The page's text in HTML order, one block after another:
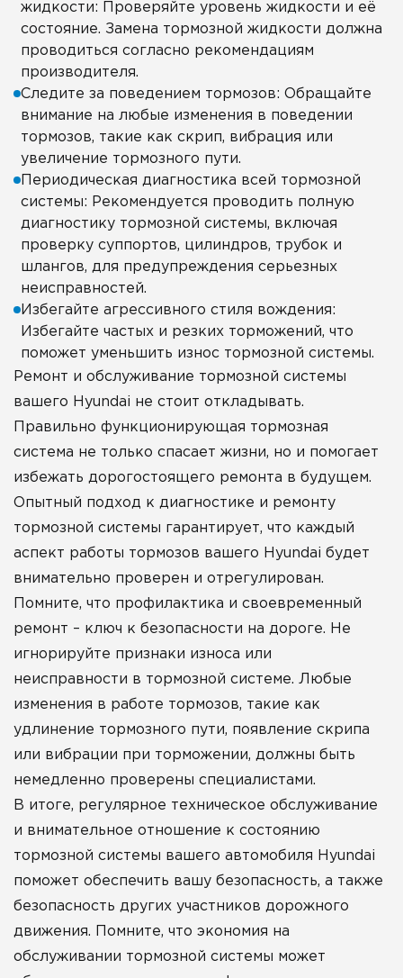
жидкости: Проверяйте уровень жидкости и её
состояние. Замена тормозной жидкости должна
проводиться согласно рекомендациям
производителя.
Следите за поведением тормозов: Обращайте
внимание на любые изменения в поведении
тормозов, такие как скрип, вибрация или
увеличение тормозного пути.
Периодическая диагностика всей тормозной
системы: Рекомендуется проводить полную
диагностику тормозной системы, включая
проверку суппортов, цилиндров, трубок и
шлангов, для предупреждения серьезных
неисправностей.
Избегайте агрессивного стиля вождения:
Избегайте частых и резких торможений, что
поможет уменьшить износ тормозной системы.
Ремонт и обслуживание тормозной системы
вашего Hyundai не стоит откладывать.
Правильно функционирующая тормозная
система не только спасает жизни, но и помогает
избежать дорогостоящего ремонта в будущем.
Опытный подход к диагностике и ремонту
тормозной системы гарантирует, что каждый
аспект работы тормозов вашего Hyundai будет
внимательно проверен и отрегулирован.
Помните, что профилактика и своевременный
ремонт – ключ к безопасности на дороге. Не
игнорируйте признаки износа или
неисправности в тормозной системе. Любые
изменения в работе тормозов, такие как
удлинение тормозного пути, появление скрипа
или вибрации при торможении, должны быть
немедленно проверены специалистами.
В итоге, регулярное техническое обслуживание
и внимательное отношение к состоянию
тормозной системы вашего автомобиля Hyundai
поможет обеспечить вашу безопасность, а также
безопасность других участников дорожного
движения. Помните, что экономия на
обслуживании тормозной системы может